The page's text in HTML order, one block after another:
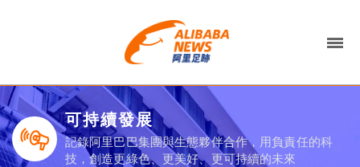
可持續發展
記錄阿里巴巴集團與生態夥伴合作，用負責任的科
技，創造更綠色、更美好、更可持續的未來